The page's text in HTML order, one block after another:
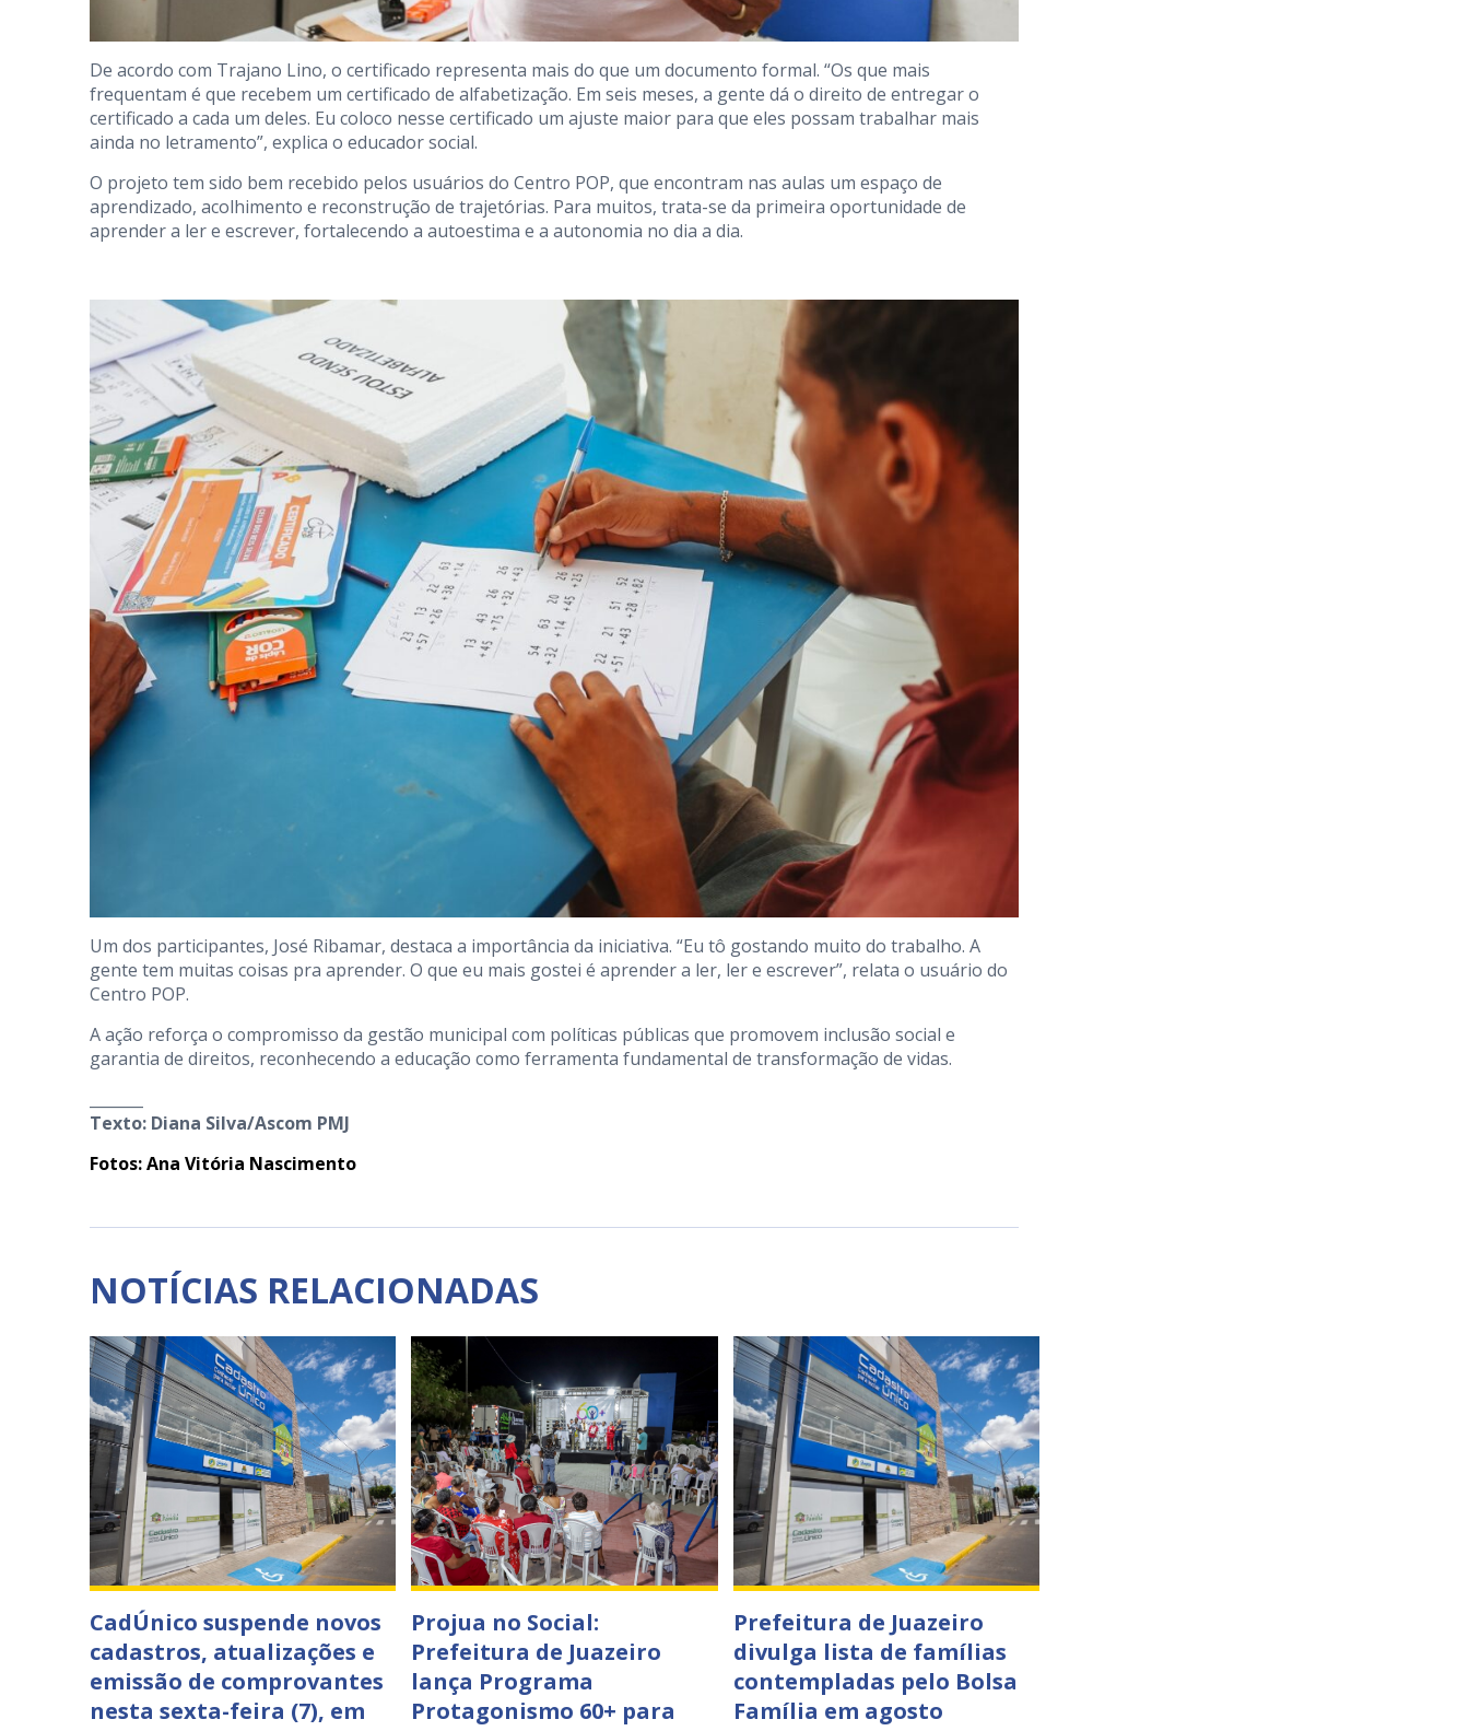
De acordo com Trajano Lino, o certificado representa mais do que um documento formal. “Os que mais
frequentam é que recebem um certificado de alfabetização. Em seis meses, a gente dá o direito de entregar o
certificado a cada um deles. Eu coloco nesse certificado um ajuste maior para que eles possam trabalhar mais
ainda no letramento”, explica o educador social.
O projeto tem sido bem recebido pelos usuários do Centro POP, que encontram nas aulas um espaço de
aprendizado, acolhimento e reconstrução de trajetórias. Para muitos, trata-se da primeira oportunidade de
aprender a ler e escrever, fortalecendo a autoestima e a autonomia no dia a dia.
Um dos participantes, José Ribamar, destaca a importância da iniciativa. “Eu tô gostando muito do trabalho. A
gente tem muitas coisas pra aprender. O que eu mais gostei é aprender a ler, ler e escrever”, relata o usuário do
Centro POP.
A ação reforça o compromisso da gestão municipal com políticas públicas que promovem inclusão social e
garantia de direitos, reconhecendo a educação como ferramenta fundamental de transformação de vidas.
Texto: Diana Silva/Ascom PMJ
Fotos: Ana Vitória Nascimento
NOTÍCIAS RELACIONADAS
CadÚnico suspende novos
cadastros, atualizações e
emissão de comprovantes
nesta sexta-feira (7), em
Projua no Social:
Prefeitura de Juazeiro
lança Programa
Protagonismo 60+ para
Prefeitura de Juazeiro
divulga lista de famílias
contempladas pelo Bolsa
Família em agosto